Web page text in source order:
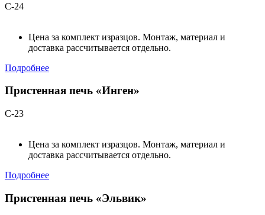
С-24
Цена за комплект изразцов. Монтаж, материал и
доставка рассчитывается отдельно.
Подробнее
Пристенная печь «Инген»
С-23
Цена за комплект изразцов. Монтаж, материал и
доставка рассчитывается отдельно.
Подробнее
Пристенная печь «Эльвик»